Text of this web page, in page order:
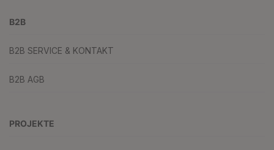
B2B
B2B SERVICE & KONTAKT
B2B AGB
PROJEKTE